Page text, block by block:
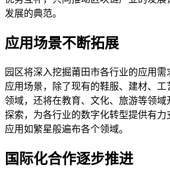
发展的典范。
应用场景不断拓展
园区将深入挖掘莆田市各行业的应用
应用场景，除了现有的鞋服、建材、
领域，还将在教育、文化、旅游等领域
探索，为各行业的数字化转型提供有力
应用如繁星般遍布各个领域。
国际化合作逐步推进